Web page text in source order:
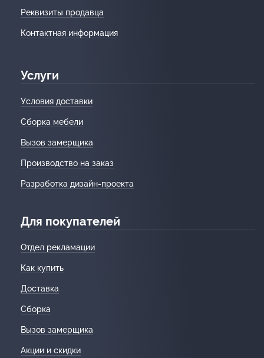
Реквизиты продавца
Контактная информация
Услуги
Условия доставки
Сборка мебели
Вызов замерщика
Производство на заказ
Разработка дизайн-проекта
Для покупателей
Отдел рекламации
Как купить
Доставка
Сборка
Вызов замерщика
Акции и скидки